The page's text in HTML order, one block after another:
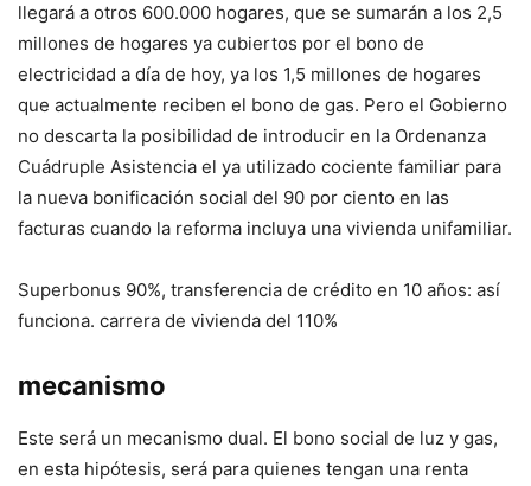
llegará a otros 600.000 hogares, que se sumarán a los 2,5
millones de hogares ya cubiertos por el bono de
electricidad a día de hoy, ya los 1,5 millones de hogares
que actualmente reciben el bono de gas. Pero el Gobierno
no descarta la posibilidad de introducir en la Ordenanza
Cuádruple Asistencia el ya utilizado cociente familiar para
la nueva bonificación social del 90 por ciento en las
facturas cuando la reforma incluya una vivienda unifamiliar.
Superbonus 90%, transferencia de crédito en 10 años: así
funciona. carrera de vivienda del 110%
mecanismo
Este será un mecanismo dual. El bono social de luz y gas,
en esta hipótesis, será para quienes tengan una renta